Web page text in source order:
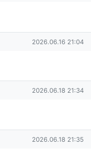
작성일
2026.06.16 21:04
작성일
2026.06.18 21:34
작성일
2026.06.18 21:35